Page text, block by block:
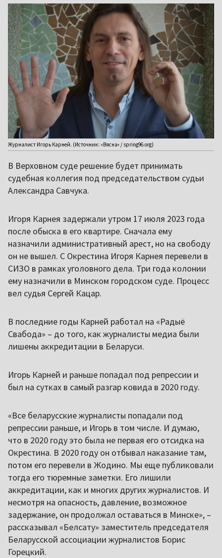
Журналист Игорь Карней. (Источник: «Вясна» / spring96.org)
В Верховном суде решение будет принимать
судебная коллегия под председательством судьи
Александра Савчука.
Игоря Карнея задержали утром 17 июля 2023 года
после обыска в его квартире. Сначала ему
назначили административный арест, но на свободу
он не вышел. С Окрестина Игоря Карнея перевели в
СИЗО в рамках уголовного дела. Три года колонии
ему назначили в Минском городском суде. Процесс
вел судья Сергей Кацар.
В последние годы Карней работал на «Радыё
Свабода» – до того, как журналисты медиа были
лишены аккредитации в Беларуси.
Игорь Карней и раньше попадал под репрессии и
был на сутках в самый разгар ковида в 2020 году.
«Все беларусские журналисты попадали под
репрессии раньше, и Игорь в том числе. И думаю,
что в 2020 году это была не первая его отсидка на
Окрестина. В 2020 году он отбывал наказание там,
потом его перевели в Жодино. Мы еще публиковали
тогда его тюремные заметки. Его лишили
аккредитации, как и многих других журналистов. И
несмотря на опасность, давление, возможное
задержание, он продолжал оставаться в Минске», –
рассказывал «Белсату» заместитель председателя
Беларусской ассоциации журналистов Борис
Горецкий.